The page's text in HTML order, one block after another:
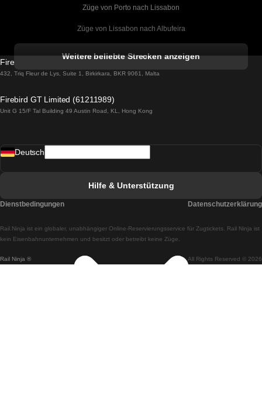
Züge von Porto nach Lissabon
Züge von Lissabon nach Albufeira
Züge von Lissabon nach Lagos
Züge von Lissabon nach Madrid
Züge von Lissabon nach Braga
Züge von Braga nach Lissabon
Weitere beliebte Strecken anzeigen
Firebird GT Limited (OC 1451)
432, Triq Fleur de Lys, Suite 1, Birkirkara, BKR 9061, Malta
Firebird GT Limited (61211989)
Unit G 15/F Tal Building 49 Austin Road, KL, Hong Kong
Rail Ninja ® All Rights Reserved © 2026
Rail.Ninja ist ein globaler, unabhängiger Online-Reservierungsservice für Zugtickets. Rail Ninja ist
kein Eisenbahnunternehmen und besitzt oder betreibt keine Züge.
Deutsch
Hilfe & Unterstützung
Dienstbedingungen Datenschutzerklärung